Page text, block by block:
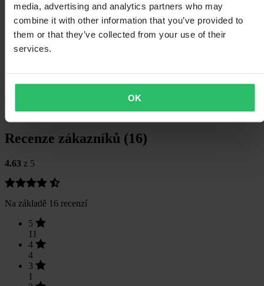
media, advertising and analytics partners who may
combine it with other information that you’ve provided to
them or that they’ve collected from your use of their
services.
OK
Hmotnost balení
154
VoděodolnýNe
BarvaČerná
Délka balení
Bezpečnostní informace
Recenze zákazníků (16)
4.63 z 5
Na základě 16 recenzí
5
11
4
4
3
1